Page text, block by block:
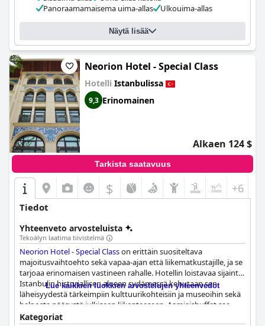
keskimääräistä parempi ja täydellinen, ja valittavana on
runsaasti vaihtoehtoja, ja eri maiden vieraat kehuivat myös
ruoan laatua ja monipuolisuutta. Kaiken kaikkiaan
Istanbul Bomontitarjoaa vieraille poikkeuksellisen ja ylellisen
kokemuksen.
Panoraamamaisema uima-allas
Ulkouima-allas
Näytä lisää
Neorion Hotel - Special Class
Hotelli Istanbulissa
9,3 Erinomainen
Alkaen 124 $
Tarkista saatavuus
$ +6
Tiedot
Yhteenveto arvosteluista
Tekoälyn laatima tiivistelmä
Neorion Hotel - Special Classon erittäin suositeltava
majoitusvaihtoehto sekä vapaa-ajan että liikematkustajille, ja se
tarjoaa erinomaisen vastineen rahalle. Hotellin loistavaa sijaintia
Istanbulin historiallisen alueen sydämessä kehutaan sen
läheisyydestä tärkeimpiin kulttuurikohteisiin ja museoihin sekä
helposta pääsystä julkiseen liikenteeseen. Aamiaisbuffet saa
paljon positiivista palautetta, ja vieraat arvostavat sen laajaa
Lue kaikkien luokkien arvostelujen yhteenvedot
Kategoriat